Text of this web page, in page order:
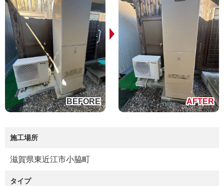
施工場所
滋賀県東近江市小脇町
タイプ